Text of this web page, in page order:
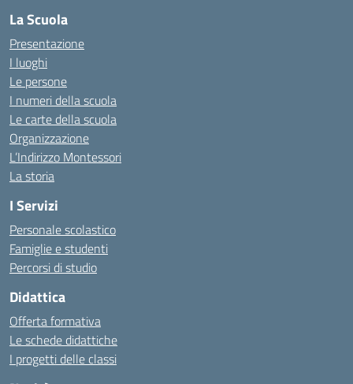
La Scuola
Presentazione
I luoghi
Le persone
I numeri della scuola
Le carte della scuola
Organizzazione
L’Indirizzo Montessori
La storia
I Servizi
Personale scolastico
Famiglie e studenti
Percorsi di studio
Didattica
Offerta formativa
Le schede didattiche
I progetti delle classi